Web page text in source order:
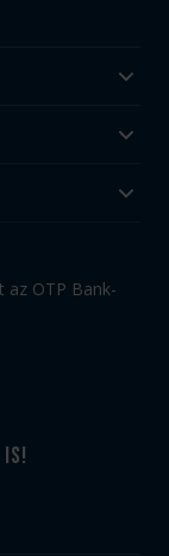
az OTP Bank-